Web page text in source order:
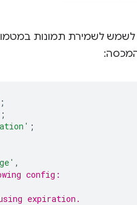
לשמירת תמונות במטמון
;
;
;
,
config:
expiration.